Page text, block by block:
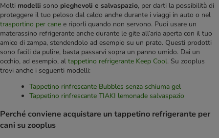
Molti modelli sono pieghevoli e salvaspazio, per darti la possibilità di
proteggere il tuo peloso dal caldo anche durante i viaggi in auto o nel
trasportino per cane e riporli quando non servono. Puoi usare un
materassino refrigerante anche durante le gite all’aria aperta con il tuo
amico di zampa, stendendolo ad esempio su un prato. Questi prodotti
sono facili da pulire, basta passarvi sopra un panno umido. Dai un
occhio, ad esempio, al tappetino refrigerante Keep Cool. Su zooplus
trovi anche i seguenti modelli:
Tappetino rinfrescante Bubbles senza schiuma gel
Tappetino rinfrescante TIAKI lemonade salvaspazio
Perché conviene acquistare un tappetino refrigerante per
cani su zooplus